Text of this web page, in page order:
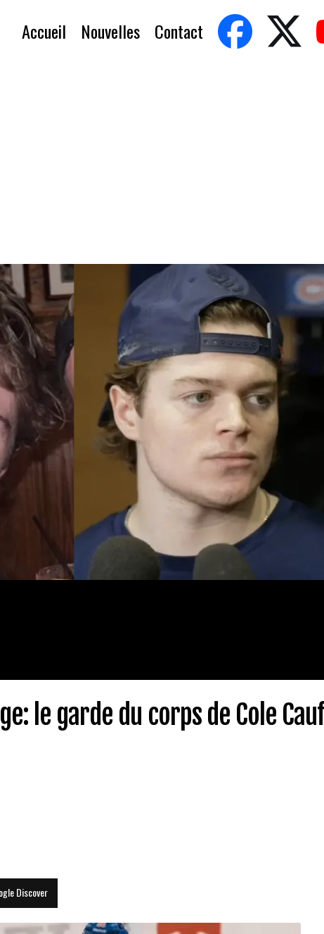
Accueil Nouvelles Contact
le garde du corps de Cole
Discover